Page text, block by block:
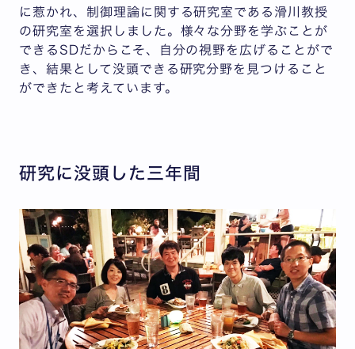
に惹かれ、制御理論に関する研究室である滑川教授
の研究室を選択しました。様々な分野を学ぶことが
できるSDだからこそ、自分の視野を広げることがで
き、結果として没頭できる研究分野を見つけること
ができたと考えています。
研究に没頭した三年間